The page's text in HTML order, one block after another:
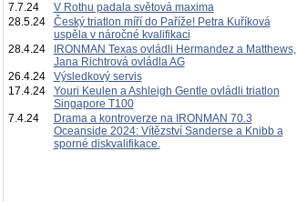
7.7.24
V Rothu padala světová maxima
28.5.24
Český triatlon míří do Paříže! Petra Kuříková
uspěla v náročné kvalifikaci
28.4.24
IRONMAN Texas ovládli Hermandez a Matthews,
Jana Richtrová ovládla AG
26.4.24
Výsledkový servis
17.4.24
Youri Keulen a Ashleigh Gentle ovládli triatlon
Singapore T100
7.4.24
Drama a kontroverze na IRONMAN 70.3
Oceanside 2024: Vítězství Sanderse a Knibb a
sporné diskvalifikace.